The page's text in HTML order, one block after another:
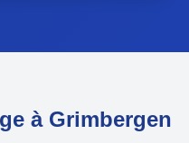
à Grimbergen